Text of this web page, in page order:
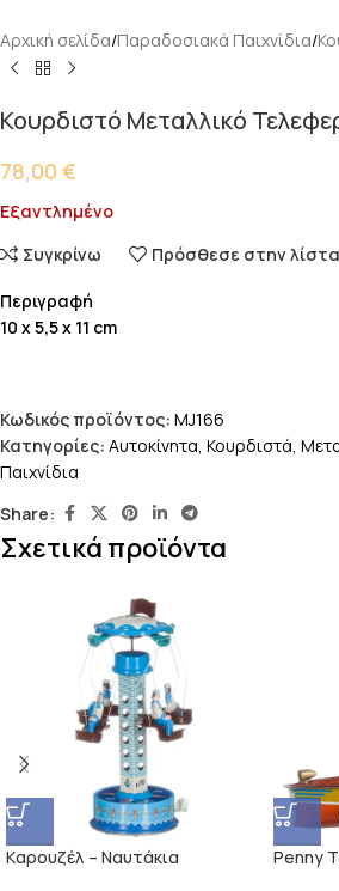
Αρχική σελίδα Παραδοσιακά Παιχνίδια
Κουρδιστό Μεταλλικό
78,00 €
Εξαντλημένο
Συγκρίνω
Πρόσθεσε στην
Περιγραφή
10 x 5,5 x 11 cm
Κωδικός προϊόντος: MJ166
Κατηγορίες: Αυτοκίνητα, Κουρδιστά,
Παιχνίδια
Share:
Σχετικά προϊόντα
Kαρουζέλ – Ναυτάκια Penny